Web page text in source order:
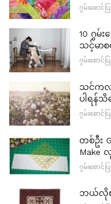
ဂွမ်းစောင်ပ
10 ဂွမ်း
သင့်မာ
ဂွမ်းစောင်ပ
သင်ကလဲ
ပါရန်သိ
ဂွမ်းစောင်ပ
တစ်ဦး
Make
ဂွမ်းစောင်ပ
ဘယ်လိုစ